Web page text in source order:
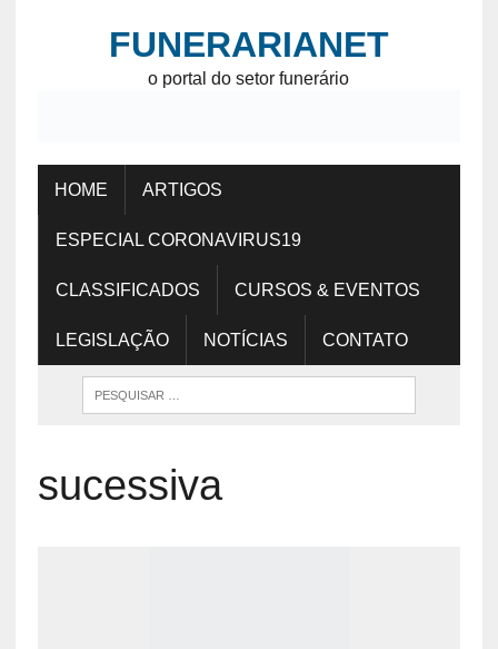
FUNERARIANET
o portal do setor funerário
HOME ARTIGOS
ESPECIAL CORONAVIRUS19
CLASSIFICADOS CURSOS & EVENTOS
LEGISLAÇÃO NOTÍCIAS CONTATO
sucessiva